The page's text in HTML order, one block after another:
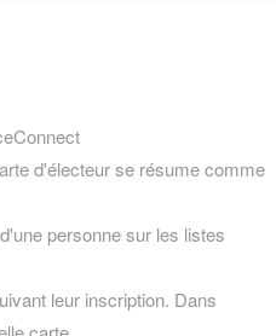
d'électeur se résume comme
personne sur les listes
leur inscription. Dans